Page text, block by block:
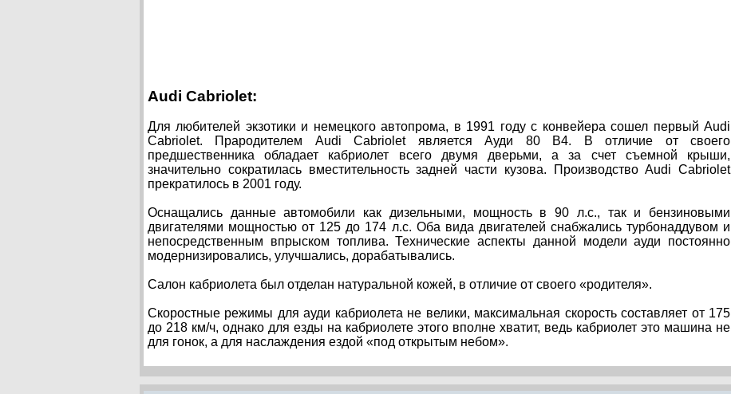
Audi Cabriolet:
Для любителей экзотики и немецкого автопрома, в 1991 году с конвейера сошел первый Audi
Cabriolet. Прародителем Audi Cabriolet является Ауди 80 В4. В отличие от своего
предшественника обладает кабриолет всего двумя дверьми, а за счет съемной крыши,
значительно сократилась вместительность задней части кузова. Производство Audi Cabriolet
прекратилось в 2001 году.
Оснащались данные автомобили как дизельными, мощность в 90 л.с., так и бензиновыми
двигателями мощностью от 125 до 174 л.с. Оба вида двигателей снабжались турбонаддувом и
непосредственным впрыском топлива. Технические аспекты данной модели ауди постоянно
модернизировались, улучшались, дорабатывались.
Салон кабриолета был отделан натуральной кожей, в отличие от своего «родителя».
Скоростные режимы для ауди кабриолета не велики, максимальная скорость составляет от 175
до 218 км/ч, однако для езды на кабриолете этого вполне хватит, ведь кабриолет это машина не
для гонок, а для наслаждения ездой «под открытым небом».